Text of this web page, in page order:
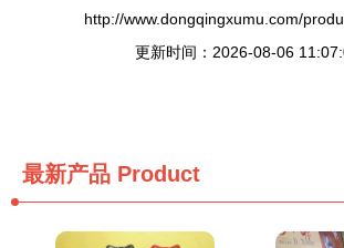
http://www.dongqingxumu.com/
更新时间：2026-08-06
最新产品 Product